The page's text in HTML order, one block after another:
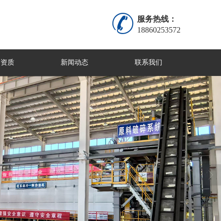
服务热线：
18860253572
质 新闻动态 联系我们